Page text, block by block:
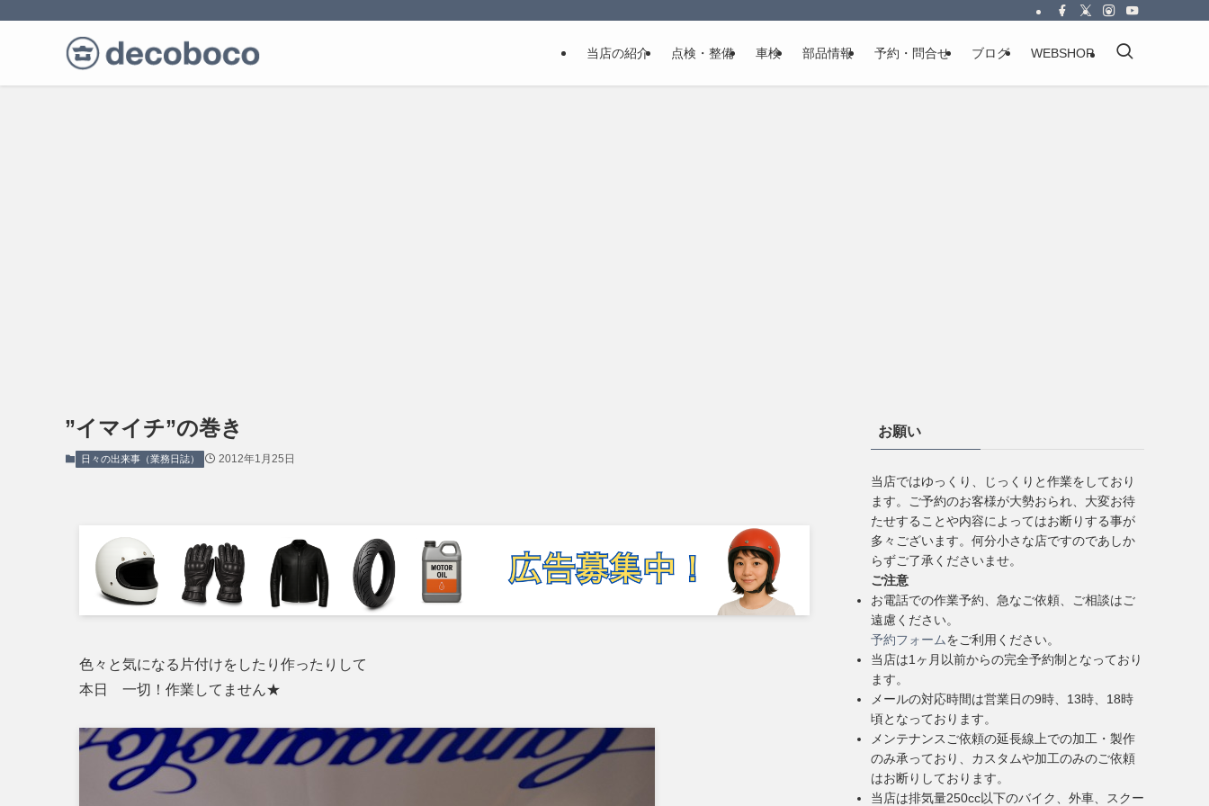
当店の紹介 点検・整備 車検 部品情報 予約・問合せ ブログ WEBSHOP
”イマイチ”の巻き
日々の出来事（業務日誌） 2012年1月25日
色々と気になる片付けをしたり作ったりして
本日 一切！作業してません★
お願い
当店ではゆっくり、じっくりと作業をしており
ます。ご予約のお客様が大勢おられ、大変お待
たせすることや内容によってはお断りする事が
多々ございます。何分小さな店ですのであしか
らずご了承くださいませ。
ご注意
お電話での作業予約、急なご依頼、ご相談はご
遠慮ください。
予約フォームをご利用ください。
当店は1ヶ月以前からの完全予約制となっており
ます。
メールの対応時間は営業日の9時、13時、18時
頃となっております。
メンテナンスご依頼の延長線上での加工・製作
のみ承っており、カスタムや加工のみのご依頼
はお断りしております。
当店は排気量250cc以下のバイク、外車、スクー